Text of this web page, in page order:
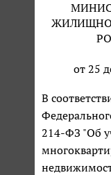
от 25
В
214-ФЗ "Об